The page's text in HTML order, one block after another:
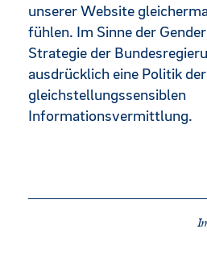
unserer Website
fühlen. Im Sinne der
Strategie der
ausdrücklich eine Politik der
gleichstellungssensiblen
Informationsvermittlung.